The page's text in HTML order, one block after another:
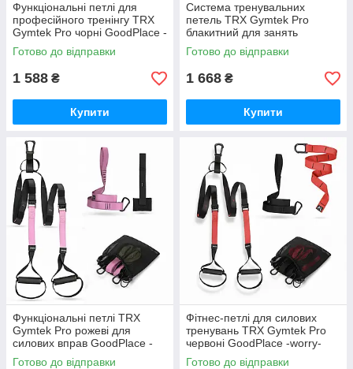
Функціональні петлі для
професійного тренінгу TRX
Gymtek Pro чорні GoodPlace -
worry-free-shopping-
Готово до відправки
1 588 ₴
Купити
Система тренувальних
петель TRX Gymtek Pro
блакитний для занять
спортом вдома GoodPlace -
worry-free-shopping-
Готово до відправки
1 668 ₴
Купити
Функціональні петлі TRX
Gymtek Pro рожеві для
силових вправ GoodPlace -
worry-free-shopping-
Готово до відправки
Фітнес-петлі для силових
тренувань TRX Gymtek Pro
червоні GoodPlace -worry-
free-shopping-
Готово до відправки